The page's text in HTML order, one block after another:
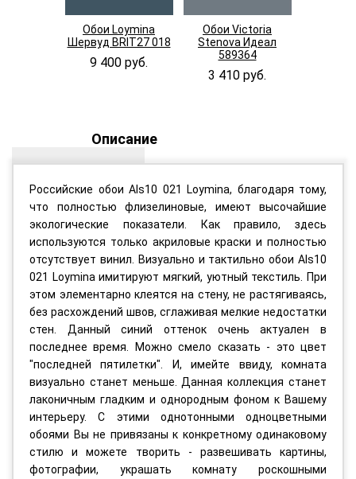
Обои Loymina
Шервуд BRIT27 018
9 400 руб.
Обои Victoria
Stenova Идеал
589364
3 410 руб.
Описание
Российские обои Als10 021 Loymina, благодаря тому,
что полностью флизелиновые, имеют высочайшие
экологические показатели. Как правило, здесь
используются только акриловые краски и полностью
отсутствует винил. Визуально и тактильно обои Als10
021 Loymina имитируют мягкий, уютный текстиль. При
этом элементарно клеятся на стену, не растягиваясь,
без расхождений швов, сглаживая мелкие недостатки
стен. Данный синий оттенок очень актуален в
последнее время. Можно смело сказать - это цвет
"последней пятилетки". И, имейте ввиду, комната
визуально станет меньше. Данная коллекция станет
лаконичным гладким и однородным фоном к Вашему
интерьеру. С этими однотонными одноцветными
обоями Вы не привязаны к конкретному одинаковому
стилю и можете творить - развешивать картины,
фотографии, украшать комнату роскошными